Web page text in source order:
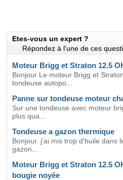
Etes-vous un expert ?
Répondez à l'une de ces
Moteur Brigg et Straton 12.5
Bonjour Le moteur Brigg et
tondeuse autopo...
Panne sur tondeuse moteur
Sur une tondeuse avec moteur
plus qua...
Tondeuse a gazon thermique
Bonjour. j'ai mis trop d'huile dans
gazon...
Moteur Brigg et Straton 12.5
bougie noyée